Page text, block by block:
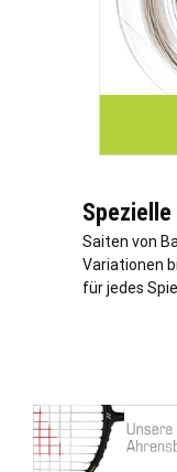
Saiten von
Variationen
für jedes Spiel.